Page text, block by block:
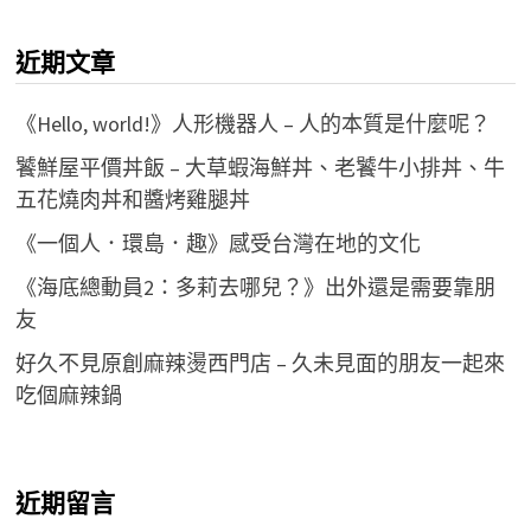
字:
近期文章
《Hello, world!》人形機器人 – 人的本質是什麼呢？
饕鮮屋平價丼飯 – 大草蝦海鮮丼、老饕牛小排丼、牛
五花燒肉丼和醬烤雞腿丼
《一個人．環島．趣》感受台灣在地的文化
《海底總動員2：多莉去哪兒？》出外還是需要靠朋
友
好久不見原創麻辣燙西門店 – 久未見面的朋友一起來
吃個麻辣鍋
近期留言